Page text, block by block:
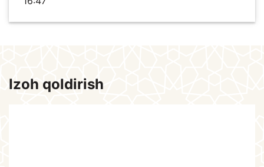
Izoh qoldirish